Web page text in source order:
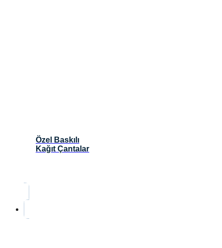
Özel Baskılı
Kağıt Çantalar